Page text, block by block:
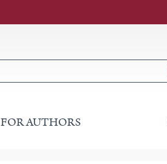
FOR AUTHORS